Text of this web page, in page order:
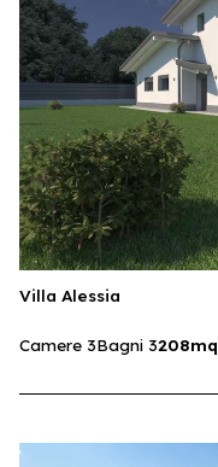
Villa Alessia
Camere 3Bagni 3208mq